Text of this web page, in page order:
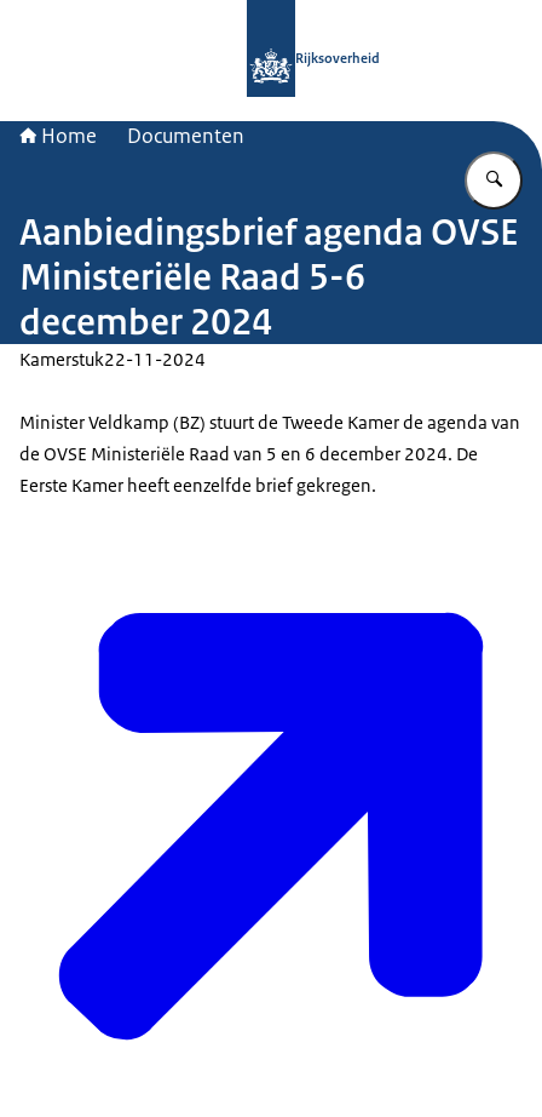
Rijksoverheid
Home Documenten
Aanbiedingsbrief agenda OVSE
Ministeriële Raad 5-6
december 2024
Kamerstuk22-11-2024
Minister Veldkamp (BZ) stuurt de Tweede Kamer de agenda van
de OVSE Ministeriële Raad van 5 en 6 december 2024. De
Eerste Kamer heeft eenzelfde brief gekregen.